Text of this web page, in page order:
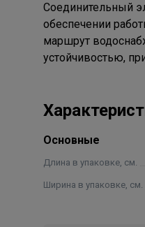
Соединительный
обеспечении
маршрут
устойчивостью,
Основные
Длина в упаковке, см.
Ширина в упаковке, см.